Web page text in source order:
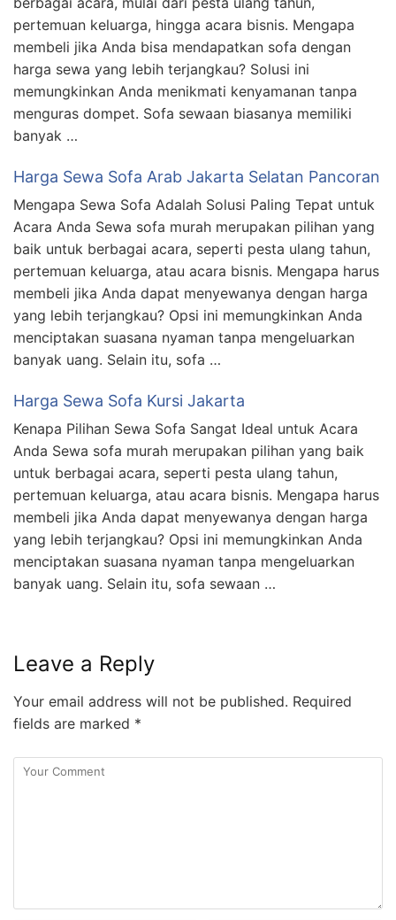
pertemuan keluarga, hingga acara bisnis. Mengapa
membeli jika Anda bisa mendapatkan sofa dengan
harga sewa yang lebih terjangkau? Solusi ini
memungkinkan Anda menikmati kenyamanan tanpa
menguras dompet. Sofa sewaan biasanya memiliki
banyak …
Harga Sewa Sofa Arab Jakarta Selatan Pancoran
Mengapa Sewa Sofa Adalah Solusi Paling Tepat untuk
Acara Anda Sewa sofa murah merupakan pilihan yang
baik untuk berbagai acara, seperti pesta ulang tahun,
pertemuan keluarga, atau acara bisnis. Mengapa harus
membeli jika Anda dapat menyewanya dengan harga
yang lebih terjangkau? Opsi ini memungkinkan Anda
menciptakan suasana nyaman tanpa mengeluarkan
banyak uang. Selain itu, sofa …
Harga Sewa Sofa Kursi Jakarta
Kenapa Pilihan Sewa Sofa Sangat Ideal untuk Acara
Anda Sewa sofa murah merupakan pilihan yang baik
untuk berbagai acara, seperti pesta ulang tahun,
pertemuan keluarga, atau acara bisnis. Mengapa harus
membeli jika Anda dapat menyewanya dengan harga
yang lebih terjangkau? Opsi ini memungkinkan Anda
menciptakan suasana nyaman tanpa mengeluarkan
banyak uang. Selain itu, sofa sewaan …
Leave a Reply
Your email address will not be published. Required
fields are marked *